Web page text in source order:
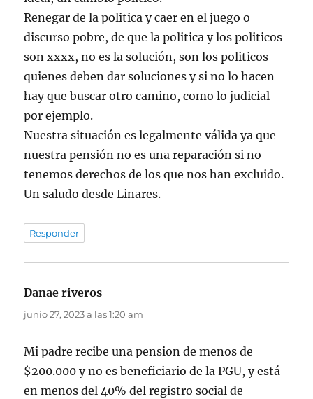
Renegar de la politica y caer en el juego o
discurso pobre, de que la politica y los politicos
son xxxx, no es la solución, son los politicos
quienes deben dar soluciones y si no lo hacen
hay que buscar otro camino, como lo judicial
por ejemplo.
Nuestra situación es legalmente válida ya que
nuestra pensión no es una reparación si no
tenemos derechos de los que nos han excluido.
Un saludo desde Linares.
Responder
Danae riveros
junio 27, 2023 a las 1:20 am
Mi padre recibe una pension de menos de
$200.000 y no es beneficiario de la PGU, y está
en menos del 40% del registro social de